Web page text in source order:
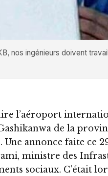
nos ingénieurs doivent
l’aéroport
de la
Une annonce faite ce
ministre des
sociaux. C’était